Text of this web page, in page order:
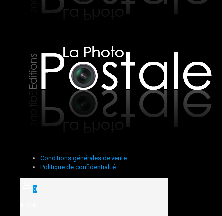
Conditions générales de vente
Politique de confidentialité
0